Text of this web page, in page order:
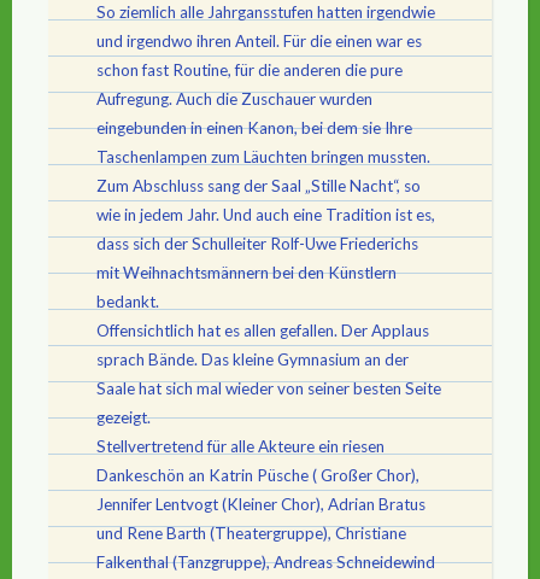
So ziemlich alle Jahrgansstufen hatten irgendwie
und irgendwo ihren Anteil. Für die einen war es
schon fast Routine, für die anderen die pure
Aufregung. Auch die Zuschauer wurden
eingebunden in einen Kanon, bei dem sie Ihre
Taschenlampen zum Läuchten bringen mussten.
Zum Abschluss sang der Saal „Stille Nacht“, so
wie in jedem Jahr. Und auch eine Tradition ist es,
dass sich der Schulleiter Rolf-Uwe Friederichs
mit Weihnachtsmännern bei den Künstlern
bedankt.
Offensichtlich hat es allen gefallen. Der Applaus
sprach Bände. Das kleine Gymnasium an der
Saale hat sich mal wieder von seiner besten Seite
gezeigt.
Stellvertretend für alle Akteure ein riesen
Dankeschön an Katrin Püsche ( Großer Chor),
Jennifer Lentvogt (Kleiner Chor), Adrian Bratus
und Rene Barth (Theatergruppe), Christiane
Falkenthal (Tanzgruppe), Andreas Schneidewind